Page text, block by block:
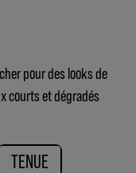
pour des looks de
courts et dégradés
TENUE